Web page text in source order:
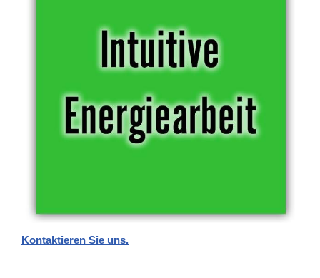
Kontaktieren Sie uns.